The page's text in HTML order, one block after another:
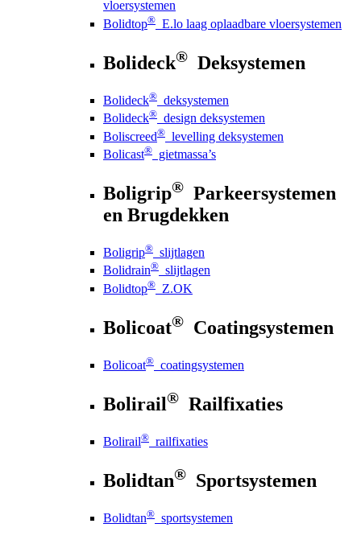
vloersystemen
Bolidtop® E.lo laag oplaadbare vloersystemen
Bolideck® Deksystemen
Bolideck® deksystemen
Bolideck® design deksystemen
Boliscreed® levelling deksystemen
Bolicast® gietmassa’s
Boligrip® Parkeersystemen
en Brugdekken
Boligrip® slijtlagen
Bolidrain® slijtlagen
Bolidtop® Z.OK
Bolicoat® Coatingsystemen
Bolicoat® coatingsystemen
Bolirail® Railfixaties
Bolirail® railfixaties
Bolidtan® Sportsystemen
Bolidtan® sportsystemen